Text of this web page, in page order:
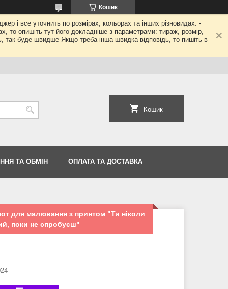
Кошик
і все уточнить по розмірах, кольорах та інших різновидах. -
то опишіть тут його докладніше з параметрами: тираж, розмір,
буде швидше Якщо треба інша швидка відповідь, то пишіть в
Кошик
ТА ОБМІН ОПЛАТА ТА ДОСТАВКА
для малювання з принтом "Ти ніколи
поки не спробуєш"